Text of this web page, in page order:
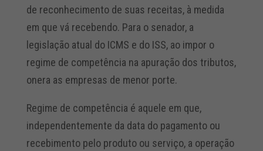
de reconhecimento de suas receitas, à medida
em que vá recebendo. Para o senador, a
legislação atual do ICMS e do ISS, ao impor o
regime de competência na apuração dos tributos,
onera as empresas de menor porte.
Regime de competência é aquele em que,
independentemente da data do pagamento ou
recebimento pelo produto ou serviço, a operação